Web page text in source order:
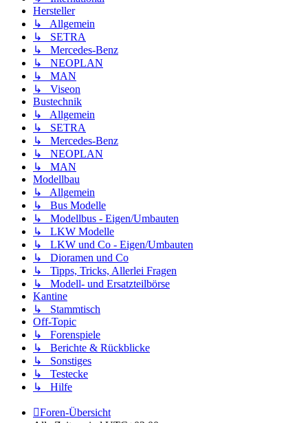
Hersteller
↳ Allgemein
↳ SETRA
↳ Mercedes-Benz
↳ NEOPLAN
↳ MAN
↳ Viseon
Bustechnik
↳ Allgemein
↳ SETRA
↳ Mercedes-Benz
↳ NEOPLAN
↳ MAN
Modellbau
↳ Allgemein
↳ Bus Modelle
↳ Modellbus - Eigen/Umbauten
↳ LKW Modelle
↳ LKW und Co - Eigen/Umbauten
↳ Dioramen und Co
↳ Tipps, Tricks, Allerlei Fragen
↳ Modell- und Ersatzteilbörse
Kantine
↳ Stammtisch
Off-Topic
↳ Forenspiele
↳ Berichte & Rückblicke
↳ Sonstiges
↳ Testecke
↳ Hilfe
Foren-Übersicht